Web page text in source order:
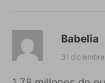
Babelia
31